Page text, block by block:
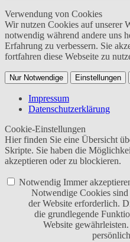
Verwendung von Cookies
Wir nutzen Cookies auf unserer
notwendig während andere uns
Erfahrung zu verbessern. Sie
fortfahren diese Webseite zu
Nur Notwendige Einstellungen
Impressum
Datenschutzerklärung
Cookie-Einstellungen
Hier finden Sie eine Übersicht
Skripte. Sie haben die
akzeptieren oder zu blockieren.
Notwendig Immer
Notwendige Cookies
der Website erforderlich.
die grundlegende
Website